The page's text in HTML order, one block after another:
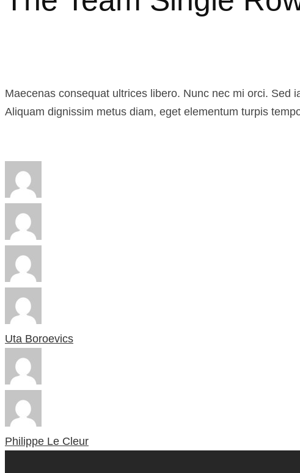
Maecenas consequat ultrices libero. Nunc nec mi orci.
Aliquam dignissim metus diam, eget elementum turpis
Uta Boroevics
Philippe Le Cleur